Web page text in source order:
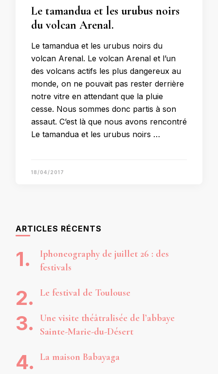
Le tamandua et les urubus noirs
du volcan Arenal.
Le tamandua et les urubus noirs du
volcan Arenal. Le volcan Arenal et l’un
des volcans actifs les plus dangereux au
monde, on ne pouvait pas rester derrière
notre vitre en attendant que la pluie
cesse. Nous sommes donc partis à son
assaut. C’est là que nous avons rencontré
Le tamandua et les urubus noirs …
18/04/2017
ARTICLES RÉCENTS
Iphoneography de juillet 26 : des
festivals
Le festival de Toulouse
Une visite théâtralisée de l’abbaye
Sainte-Marie-du-Désert
La maison Babayaga